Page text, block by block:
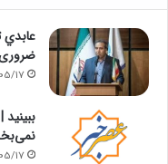
عابدي
17
17